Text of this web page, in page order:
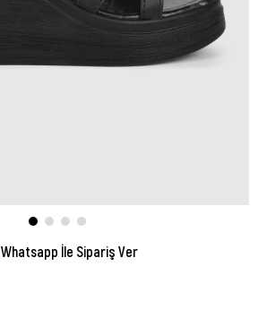
Whatsapp İle Sipariş Ver